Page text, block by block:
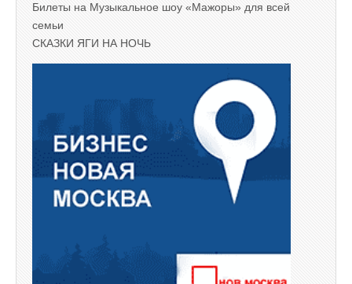
Билеты на Музыкальное шоу «Мажоры» для всей
семьи
СКАЗКИ ЯГИ НА НОЧЬ